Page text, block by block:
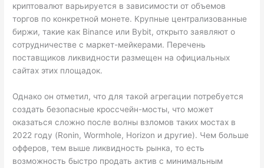
криптовалют варьируется в зависимости от объемов
торгов по конкретной монете. Крупные централизованные
биржи, такие как Binance или Bybit, открыто заявляют о
сотрудничестве с маркет-мейкерами. Перечень
поставщиков ликвидности размещен на официальных
сайтах этих площадок.
Однако он отметил, что для такой агрегации потребуется
создать безопасные кроссчейн-мосты, что может
оказаться сложно после волны взломов таких мостах в
2022 году (Ronin, Wormhole, Horizon и другие). Чем больше
офферов, тем выше ликвидность рынка, то есть
возможность быстро продать актив с минимальным